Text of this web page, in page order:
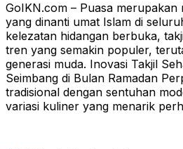
GoIKN.com – Puasa
yang dinanti umat Islam di
kelezatan hidangan berbuka,
tren yang semakin populer,
generasi muda. Inovasi Takjil
Seimbang di Bulan Ramadan
tradisional dengan sentuhan
variasi kuliner yang menarik